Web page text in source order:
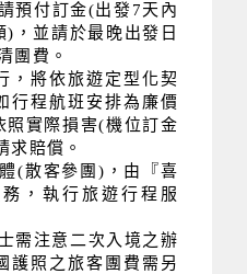
預付訂金(出發7天內
，並請於最晚出發日
團費。
，將依旅遊定型化契
行程航班安排為廉價
照實際損害(機位訂金
求賠償。
(散客參團)，由『喜
，執行旅遊行程服
需注意二次入境之辦
護照之旅客團費需另